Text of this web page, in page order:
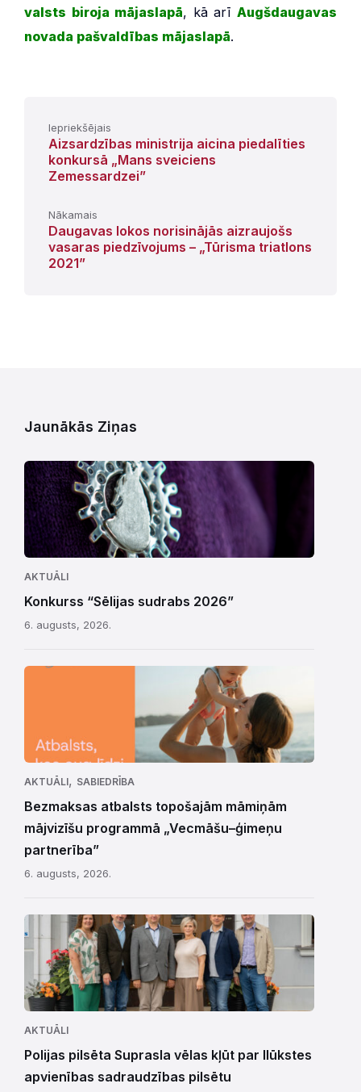
valsts biroja mājaslapā, kā arīAugšdaugavas
novada pašvaldības mājaslapā.
Iepriekšējais
Aizsardzības ministrija aicina piedalīties
konkursā „Mans sveiciens
Zemessardzei”
Nākamais
Daugavas lokos norisinājās aizraujošs
vasaras piedzīvojums – „Tūrisma triatlons
2021”
Jaunākās Ziņas
AKTUĀLI
Konkurss “Sēlijas sudrabs 2026”
6. augusts, 2026.
AKTUĀLI, SABIEDRĪBA
Bezmaksas atbalsts topošajām māmiņām
mājvizīšu programmā „Vecmāšu–ģimeņu
partnerība”
6. augusts, 2026.
AKTUĀLI
Polijas pilsēta Suprasla vēlas kļūt par Ilūkstes
apvienības sadraudzības pilsētu